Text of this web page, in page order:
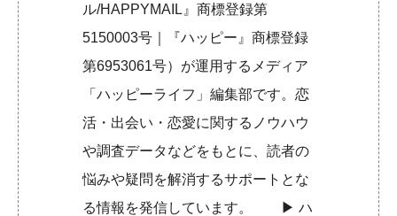
ル/HAPPYMAIL』商標登録第
5150003号｜『ハッピー』商標登録
第6953061号）が運用するメディア
「ハッピーライフ」編集部です。恋
活・出会い・恋愛に関するノウハウ
や調査データなどをもとに、読者の
悩みや疑問を解消するサポートとな
る情報を発信しています。 ▶︎ハ